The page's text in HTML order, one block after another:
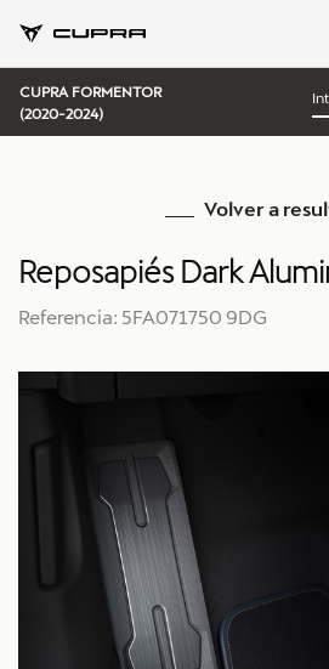
CUPRA FORMENTOR
(2020-2024)
Volver a
Reposapiés Dark
Referencia: 5FA071750 9DG